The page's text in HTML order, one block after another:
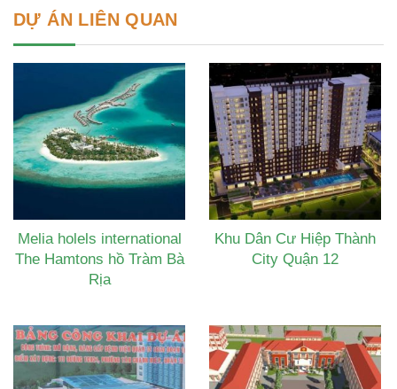
DỰ ÁN LIÊN QUAN
Melia holels international
The Hamtons hồ Tràm Bà
Rịa
Khu Dân Cư Hiệp Thành
City Quận 12